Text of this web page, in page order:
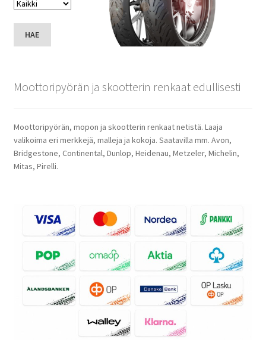
HAE
Moottoripyörän ja skootterin renkaat edullisesti
Moottoripyörän, mopon ja skootterin renkaat netistä. Laaja
valikoima eri merkkejä, malleja ja kokoja. Saatavilla mm. Avon,
Bridgestone, Continental, Dunlop, Heidenau, Metzeler, Michelin,
Mitas, Pirelli.